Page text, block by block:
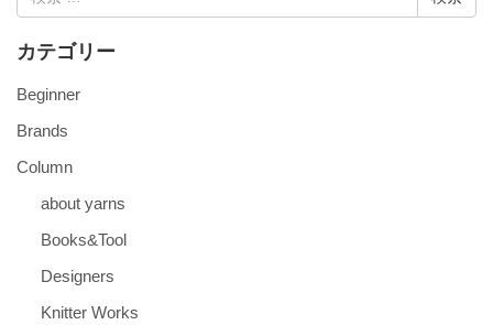
索:
カテゴリー
Beginner
Brands
Column
about yarns
Books&Tool
Designers
Knitter Works